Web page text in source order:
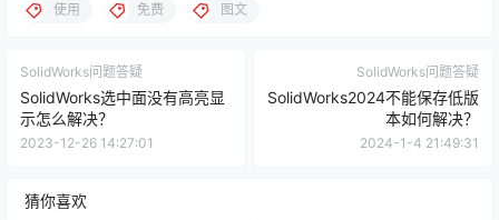
使用 免费 图文
SolidWorks问题答疑
SolidWorks选中面没有高亮显
示怎么解决？
2023-12-26 14:27:01
SolidWorks问题答疑
SolidWorks2024不能保存低版
本如何解决？
2024-1-4 21:49:31
猜你喜欢